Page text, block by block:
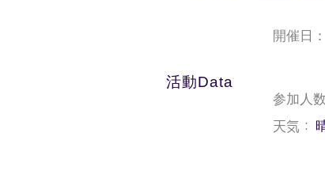
開催日：
活動Data
参加人数
天気：